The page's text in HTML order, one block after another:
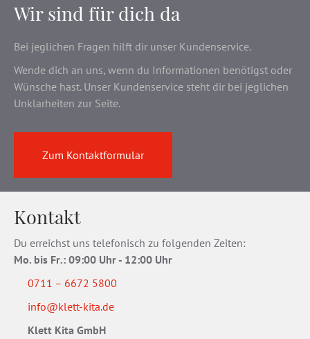
Wir sind für dich da
Bei jeglichen Fragen hilft dir unser Kundenservice.
Wende dich an uns, wenn du Informationen benötigst oder
Wünsche hast. Unser Kundenservice steht dir bei jeglichen
Unklarheiten zur Seite.
Zum Kontaktformular
Kontakt
Du erreichst uns telefonisch zu folgenden Zeiten:
Mo. bis Fr.: 09:00 Uhr - 12:00 Uhr
0711 – 6672 5800
info@klett-kita.de
Klett Kita GmbH